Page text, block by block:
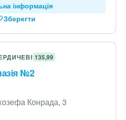
інформація
Зберегти
135,99
№2
Конрада, 3